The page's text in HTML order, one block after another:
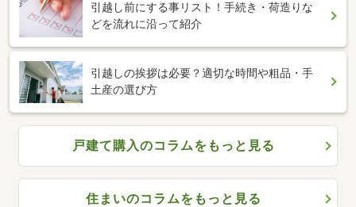
引越し前にする事リスト！手続き・荷造りな
どを流れに沿って紹介
引越しの挨拶は必要？適切な時間や粗品・手
土産の選び方
戸建て購入のコラムをもっと見る
住まいのコラムをもっと見る